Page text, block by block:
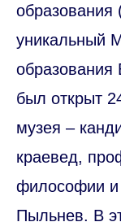
уникальный
образования
был открыт
музея –
краевед,
философии
Пыльнев. В